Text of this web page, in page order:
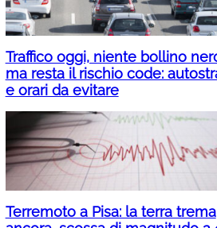
Traffico oggi, niente bollino
ma resta il rischio code:
e orari da evitare
Terremoto a Pisa: la terra trema